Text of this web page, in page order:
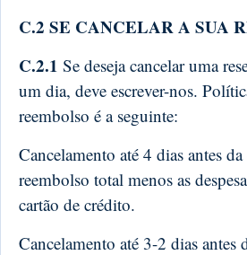
C.2 SE CANCELAR A SUA
C.2.1 Se deseja cancelar uma
um dia, deve escrever-nos.
reembolso é a seguinte:
Cancelamento até 4 dias antes da
reembolso total menos as
cartão de crédito.
Cancelamento até 3-2 dias antes